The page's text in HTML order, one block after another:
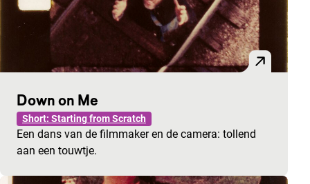
Down on Me
Short: Starting from Scratch
Een dans van de filmmaker en de camera: tollend
aan een touwtje.